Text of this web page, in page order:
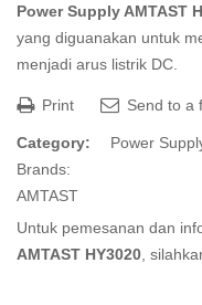
Power Supply AMTAST
yang diguanakan untuk
menjadi arus listrik DC.
Print Send to a
Category:
Power
Brands:
AMTAST
Untuk pemesanan dan
AMTAST HY3020 ,